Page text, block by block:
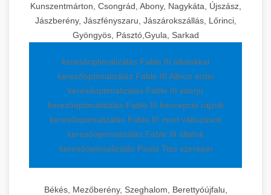
Kunszentmárton, Csongrád, Abony, Nagykáta, Újszász,
Jászberény, Jászfényszaru, Jászárokszállás, Lőrinci,
Gyöngyös, Pásztó,Gyula, Sarkad
keresőoptimalizálás Fable III állatokkal
keresőoptimalizálás Fable III Albion erdei
keresőoptimalizálás Fable III interjú
keresőoptimalizálás Fable III koncepció rajzok
keresőoptimalizálás Fable III morf változások
keresőoptimalizálás Fable III állatok
keresőoptimalizálás Paula Tiso szerepei
Békés, Mezőberény, Szeghalom, Berettyóújfalu,